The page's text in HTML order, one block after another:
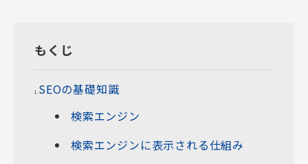
もくじ
SEOの基礎知識
検索エンジン
検索エンジンに表示される仕組み